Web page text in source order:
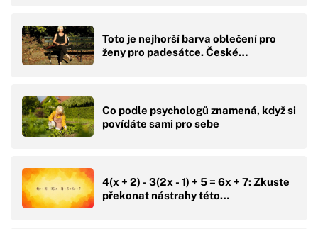
Toto je nejhorší barva oblečení pro
ženy pro padesátce. České…
Co podle psychologů znamená, když si
povídáte sami pro sebe
4(x + 2) - 3(2x - 1) + 5 = 6x + 7: Zkuste
překonat nástrahy této…